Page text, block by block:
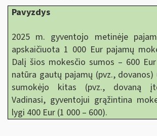
Pavyzdys
2025 m. gyventojo metinėje
apskaičiuota 1 000 Eur pajamų
Dalį šios mokesčio sumos – 600
natūra gautų pajamų (pvz.,
sumokėjo kitas (pvz., dovaną
Vadinasi, gyventojui grąžintina
lygi 400 Eur (1 000 – 600).